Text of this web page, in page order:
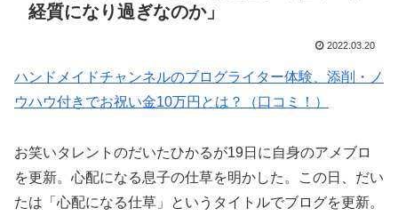
経質になり過ぎなのか」
2022.03.20
ハンドメイドチャンネルのブログライター体験、添削・ノ
ウハウ付きでお祝い金10万円とは？（口コミ！）
お笑いタレントのだいたひかるが19日に自身のアメブロ
を更新。心配になる息子の仕草を明かした。この日、だい
たは「心配になる仕草」というタイトルでブログを更新。